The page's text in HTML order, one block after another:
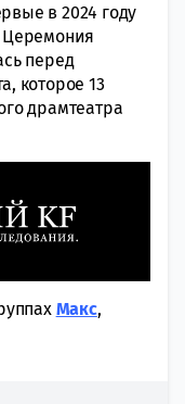
в 2024 году
Церемония
перед
которое 13
драмтеатра
Макс,